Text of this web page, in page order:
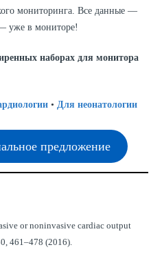
мониторинга. Все данные —
уже в мониторе!
наборах для монитора
• Для неонатологии
предложение
or noninvasive cardiac output
461–478 (2016).